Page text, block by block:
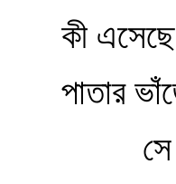
কী
পাতার